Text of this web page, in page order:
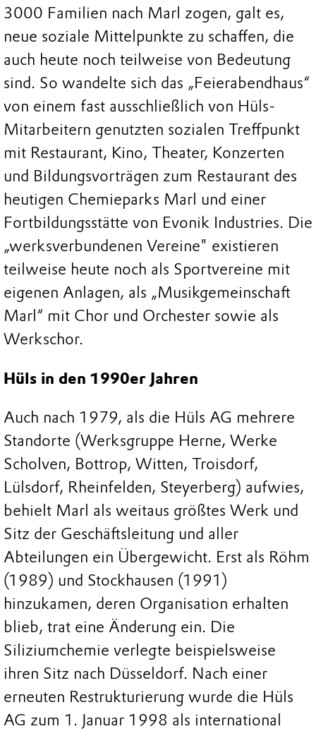
3000 Familien nach Marl zogen, galt es,
neue soziale Mittelpunkte zu schaffen, die
auch heute noch teilweise von Bedeutung
sind. So wandelte sich das „Feierabendhaus“
von einem fast ausschließlich von Hüls-
Mitarbeitern genutzten sozialen Treffpunkt
mit Restaurant, Kino, Theater, Konzerten
und Bildungsvorträgen zum Restaurant des
heutigen Chemieparks Marl und einer
Fortbildungsstätte von Evonik Industries. Die
„werksverbundenen Vereine" existieren
teilweise heute noch als Sportvereine mit
eigenen Anlagen, als „Musikgemeinschaft
Marl“ mit Chor und Orchester sowie als
Werkschor.
Hüls in den 1990er Jahren
Auch nach 1979, als die Hüls AG mehrere
Standorte (Werksgruppe Herne, Werke
Scholven, Bottrop, Witten, Troisdorf,
Lülsdorf, Rheinfelden, Steyerberg) aufwies,
behielt Marl als weitaus größtes Werk und
Sitz der Geschäftsleitung und aller
Abteilungen ein Übergewicht. Erst als Röhm
(1989) und Stockhausen (1991)
hinzukamen, deren Organisation erhalten
blieb, trat eine Änderung ein. Die
Siliziumchemie verlegte beispielsweise
ihren Sitz nach Düsseldorf. Nach einer
erneuten Restrukturierung wurde die Hüls
AG zum 1. Januar 1998 als international